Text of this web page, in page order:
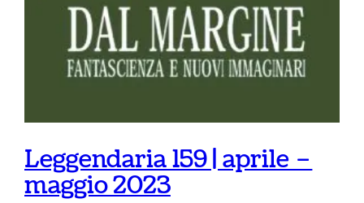
Leggendaria 159 | aprile –
maggio 2023